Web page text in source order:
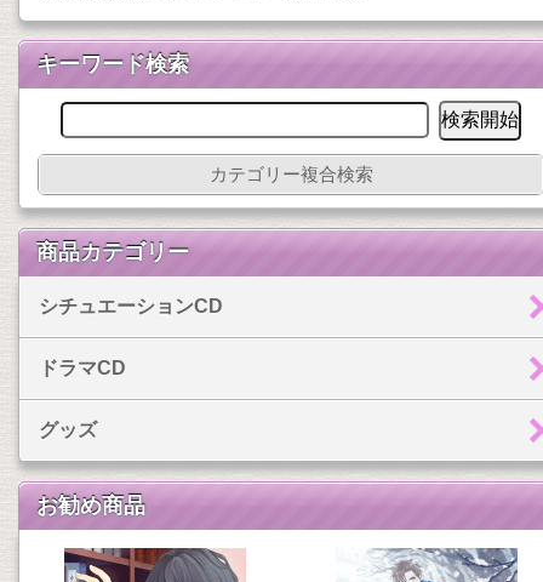
キーワード検索
カテゴリー複合検索
商品カテゴリー
シチュエーションCD
ドラマCD
グッズ
お勧め商品